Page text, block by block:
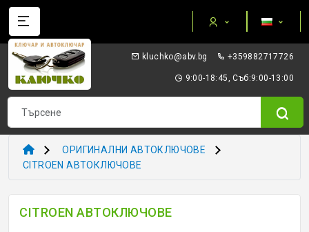
gb.vba@okhculk +359882717726
9:00-18:45, Съб:9:00-13:00
Категории
AUTEL ПРИБОРИ И ОБОРУДВАНЕ
I/O TERMINAL
KEYDIY - ПРИБОРИ КЛЮЧОВЕ ТРАНСПОНДЕРИ
XHORSE VVDI
ТРАНСПОНДЕР И ECU ПРИБОРИ
ОРИГИНАЛНИ АВТОКЛЮЧОВЕ
CITROEN АВТОКЛЮЧОВЕ
CITROEN АВТОКЛЮЧОВЕ